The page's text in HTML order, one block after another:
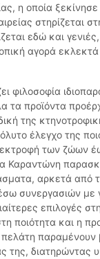
η οποία
στηρίζεται
εδώ και γενιές,
αγορά
φιλοσοφία
τα προϊόντα
της
έλεγχο της
των ζώων
Καραντώνη
αρκετά από
συνεργασιών με
επιλογές
ποιότητα και η
παραμένουν
της, διατηρώντας